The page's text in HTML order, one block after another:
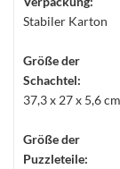
Stabiler Karton
Größe der
Schachtel:
37,3 x 27 x 5,6 cm
Größe der
Puzzleteile: